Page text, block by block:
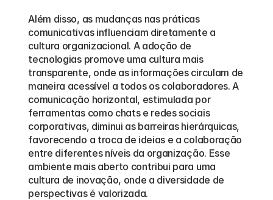
Além disso, as mudanças nas práticas
comunicativas influenciam diretamente a
cultura organizacional. A adoção de
tecnologias promove uma cultura mais
transparente, onde as informações circulam de
maneira acessível a todos os colaboradores. A
comunicação horizontal, estimulada por
ferramentas como chats e redes sociais
corporativas, diminui as barreiras hierárquicas,
favorecendo a troca de ideias e a colaboração
entre diferentes níveis da organização. Esse
ambiente mais aberto contribui para uma
cultura de inovação, onde a diversidade de
perspectivas é valorizada.